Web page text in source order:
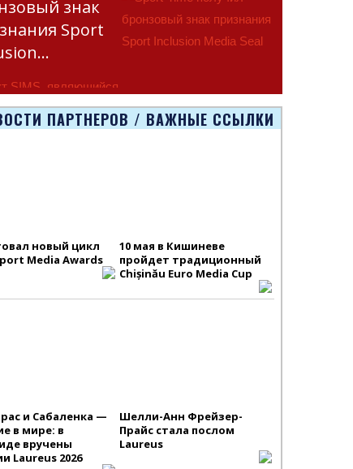
знак
Sport
SIMS, являющийся
программы
Европейско
ПАРТНЕРОВ / ВАЖНЫЕ ССЫЛКИ
новый цикл
Media Awards
10 мая в Кишиневе
пройдет традиционный
Chișinău Euro Media Cup
и Сабаленка —
в мире: в
вручены
Laureus 2026
Шелли-Анн Фрейзер-
Прайс стала послом
Laureus